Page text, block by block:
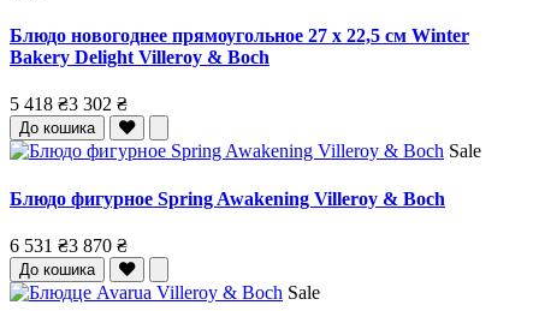
Блюдо новогоднее прямоугольное 27 x 22,5 см Winter
Bakery Delight Villeroy & Boch
5 418 ₴3 302 ₴
До кошика
Sale
Блюдо фигурное Spring Awakening Villeroy & Boch
6 531 ₴3 870 ₴
До кошика
Sale